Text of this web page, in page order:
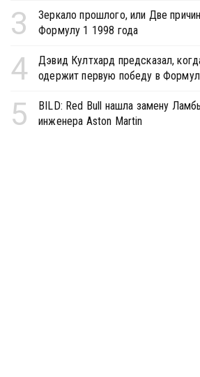
3
Зеркало прошлого, или Две
Формулу 1 1998 года
4
Дэвид Култхард предсказал,
одержит первую победу в
5
BILD: Red Bull нашла замену
инженера Aston Martin